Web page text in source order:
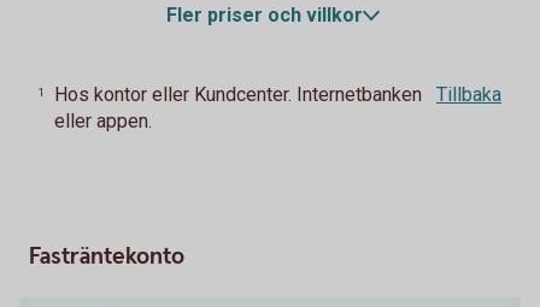
Fler priser och villkor
1
Hos kontor eller Kundcenter. Internetbanken
eller appen.
Tillbaka
Fasträntekonto